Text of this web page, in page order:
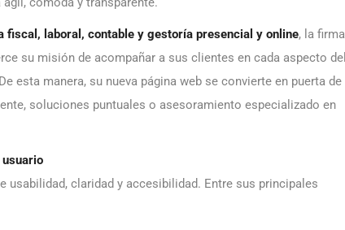
fiscal, laboral, contable y gestoría presencial y online, la firma
su misión de acompañar a sus clientes en cada aspecto del
esta manera, su nueva página web se convierte en puerta de
soluciones puntuales o asesoramiento especializado en
usabilidad, claridad y accesibilidad. Entre sus principales